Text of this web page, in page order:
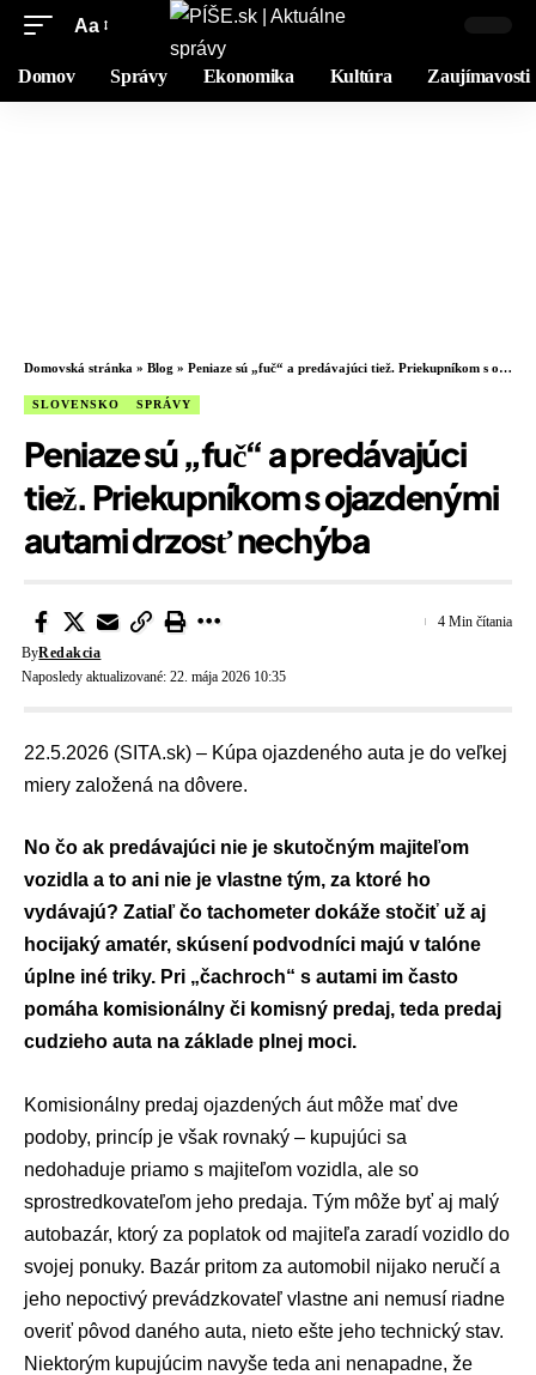
Aa
Domov Správy Ekonomika Kultúra Zaujímavosti
Domovská stránka » Blog » Peniaze sú „fuč“ a predávajúci tiež. Priekupníkom s ojazdenými autami drzosť nechýba
SLOVENSKO SPRÁVY
Peniaze sú „fuč“ a predávajúci
tiež. Priekupníkom s ojazdenými
autami drzosť nechýba
Naposledy aktualizované: 22. mája 2026 10:35
ByRedakcia
4 Min čítania
22.5.2026 (SITA.sk) – Kúpa ojazdeného auta je do veľkej
miery založená na dôvere.
No čo ak predávajúci nie je skutočným majiteľom
vozidla a to ani nie je vlastne tým, za ktoré ho
vydávajú? Zatiaľ čo tachometer dokáže stočiť už aj
hocijaký amatér, skúsení podvodníci majú v talóne
úplne iné triky. Pri „čachroch“ s autami im často
pomáha komisionálny či komisný predaj, teda predaj
cudzieho auta na základe plnej moci.
Komisionálny predaj ojazdených áut môže mať dve
podoby, princíp je však rovnaký – kupujúci sa
nedohaduje priamo s majiteľom vozidla, ale so
sprostredkovateľom jeho predaja. Tým môže byť aj malý
autobazár, ktorý za poplatok od majiteľa zaradí vozidlo do
svojej ponuky. Bazár pritom za automobil nijako neručí a
jeho nepoctivý prevádzkovateľ vlastne ani nemusí riadne
overiť pôvod daného auta, nieto ešte jeho technický stav.
Niektorým kupujúcim navyše teda ani nenapadne, že